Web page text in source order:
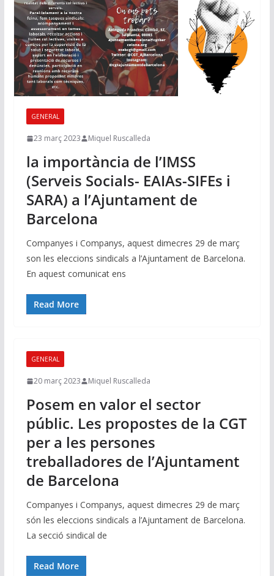
GENERAL
23 març 2023 Miquel Ruscalleda
la importància de l’IMSS
(Serveis Socials- EAIAs-SIFEs i
SARA) a l’Ajuntament de
Barcelona
Companyes i Companys, aquest dimecres 29 de març
son les eleccions sindicals a l’Ajuntament de Barcelona.
En aquest comunicat ens
Read More
GENERAL
20 març 2023 Miquel Ruscalleda
Posem en valor el sector
públic. Les propostes de la CGT
per a les persones
treballadores de l’Ajuntament
de Barcelona
Companyes i Companys, aquest dimecres 29 de març
són les eleccions sindicals a l’Ajuntament de Barcelona.
La secció sindical de
Read More